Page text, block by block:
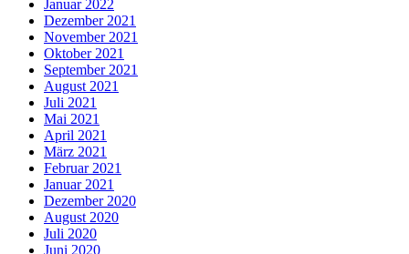
Januar 2022
Dezember 2021
November 2021
Oktober 2021
September 2021
August 2021
Juli 2021
Mai 2021
April 2021
März 2021
Februar 2021
Januar 2021
Dezember 2020
August 2020
Juli 2020
Juni 2020